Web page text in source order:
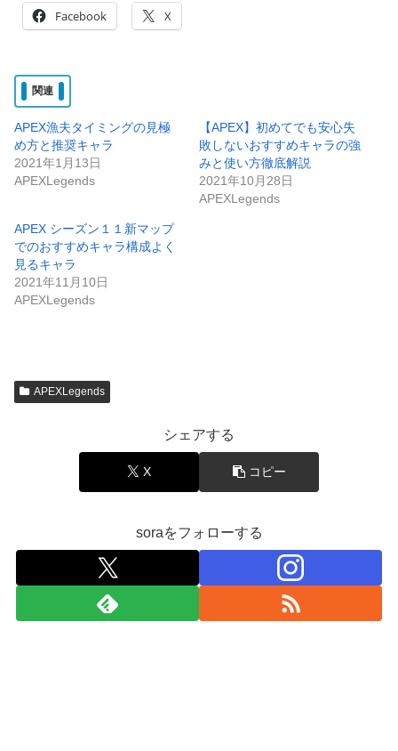
Facebook X
関連
APEX漁夫タイミングの見極
め方と推奨キャラ
2021年1月13日
APEXLegends
【APEX】初めてでも安心失
敗しないおすすめキャラの強
みと使い方徹底解説
2021年10月28日
APEXLegends
APEX シーズン１１新マップ
でのおすすめキャラ構成よく
見るキャラ
2021年11月10日
APEXLegends
APEXLegends
シェアする
X コピー
soraをフォローする